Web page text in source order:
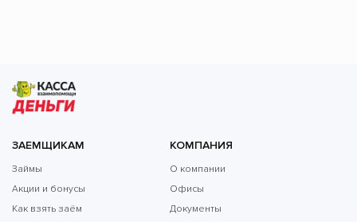
ЗАЕМЩИКАМ
Займы
Акции и бонусы
Как взять заём
КОМПАНИЯ
О компании
Офисы
Документы